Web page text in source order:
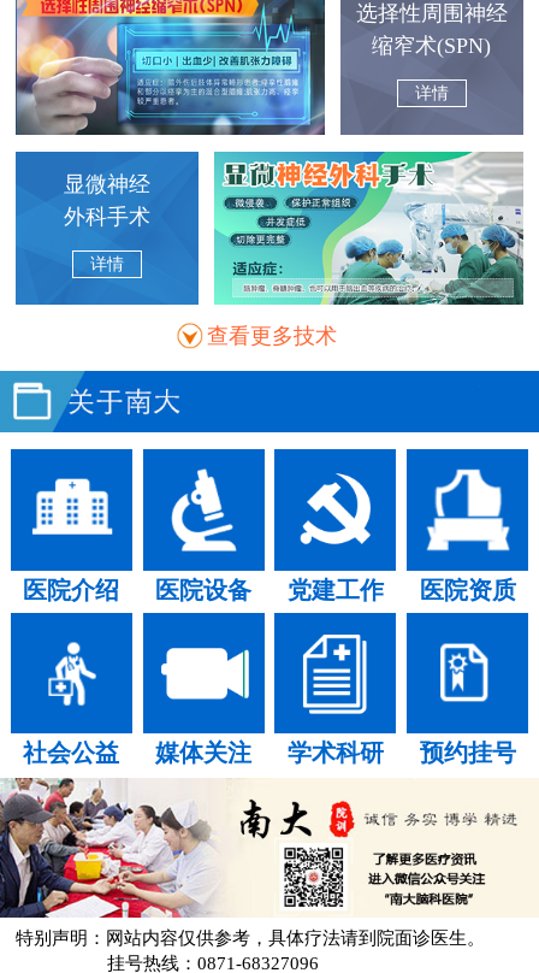
选择性周围神经
缩窄术(SPN)
详情
显微神经
外科手术
详情
查看更多技术
医院介绍 医院设备 党建工作 医院资质
社会公益 媒体关注 学术科研 预约挂号
特别声明：网站内容仅供参考，具体疗法请到院面诊医生。
挂号热线：0871-68327096